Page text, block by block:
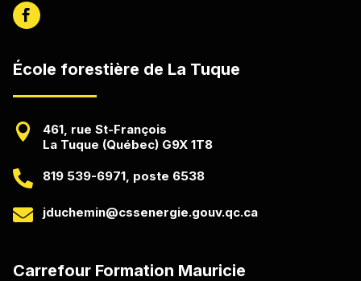
École forestière de La Tuque

461, rue St-François
La Tuque (Québec) G9X 1T8
 819 539-6971, poste 6538
 jduchemin@cssenergie.gouv.qc.ca
Carrefour Formation Mauricie